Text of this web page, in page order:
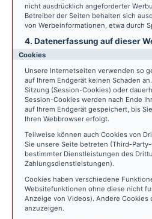
nicht ausdrücklich angeforderter
Betreiber der Seiten behalten sich
von Werbeinformationen, etwa durch
4. Datenerfassung auf dieser
Cookies
Unsere Internetseiten verwenden so
auf Ihrem Endgerät keinen Schaden
Sitzung (Session-Cookies) oder
Session-Cookies werden nach Ende
auf Ihrem Endgerät gespeichert, bis
Ihren Webbrowser erfolgt.
Teilweise können auch Cookies von
Sie unsere Seite betreten (Third-
bestimmter Dienstleistungen des
Zahlungsdienstleistungen).
Cookies haben verschiedene
Websitefunktionen ohne diese nicht
Anzeige von Videos). Andere
anzuzeigen.